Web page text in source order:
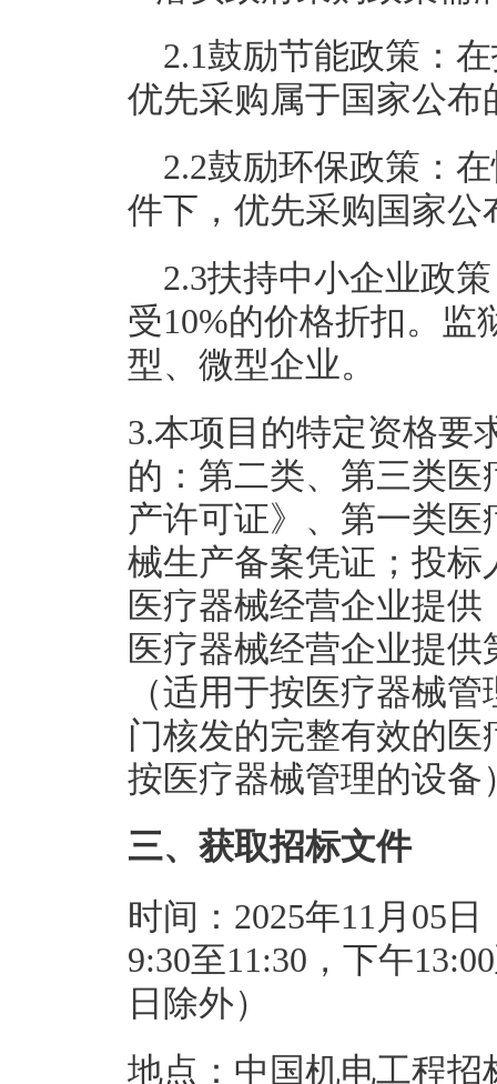
2.1鼓励节能政策：
优先采购属于国家公
2.2鼓励环保政策：
件下，优先采购国家
2.3扶持中小企业政
受10%的价格折扣。
型、微型企业。
3.本项目的特定资格要
的：第二类、第三类
产许可证》、第一类
械生产备案凭证；投
医疗器械经营企业提
医疗器械经营企业提
（适用于按医疗器械
门核发的完整有效的
按医疗器械管理的设备
三、获取招标文件
时间：2025年11月05
9:30至11:30，下午
日除外）
地点：中国机电工程